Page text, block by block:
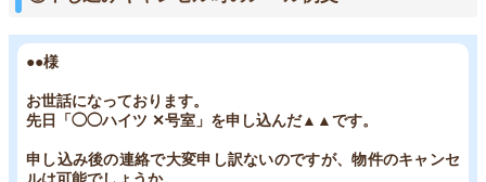
●●様
お世話になっております。
先日「◯◯ハイツ ✕号室」を申し込んだ▲▲です。
申し込み後の連絡で大変申し訳ないのですが、物件のキャンセ